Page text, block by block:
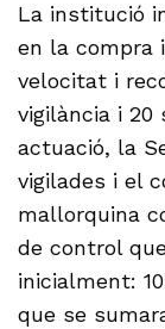
La institució
en la compra
velocitat i
vigilància i 20
actuació, la
vigilades i el
mallorquina
de control
inicialment:
que se